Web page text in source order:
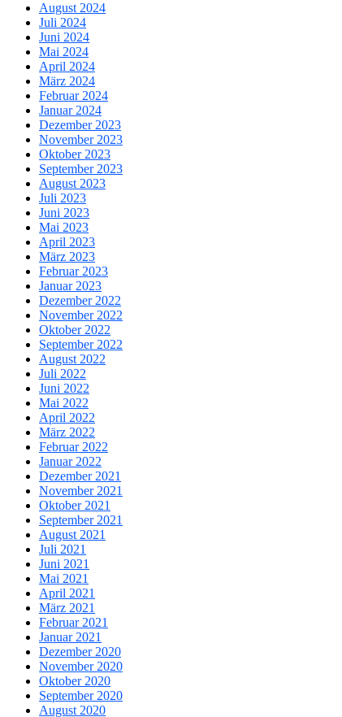
August 2024
Juli 2024
Juni 2024
Mai 2024
April 2024
März 2024
Februar 2024
Januar 2024
Dezember 2023
November 2023
Oktober 2023
September 2023
August 2023
Juli 2023
Juni 2023
Mai 2023
April 2023
März 2023
Februar 2023
Januar 2023
Dezember 2022
November 2022
Oktober 2022
September 2022
August 2022
Juli 2022
Juni 2022
Mai 2022
April 2022
März 2022
Februar 2022
Januar 2022
Dezember 2021
November 2021
Oktober 2021
September 2021
August 2021
Juli 2021
Juni 2021
Mai 2021
April 2021
März 2021
Februar 2021
Januar 2021
Dezember 2020
November 2020
Oktober 2020
September 2020
August 2020